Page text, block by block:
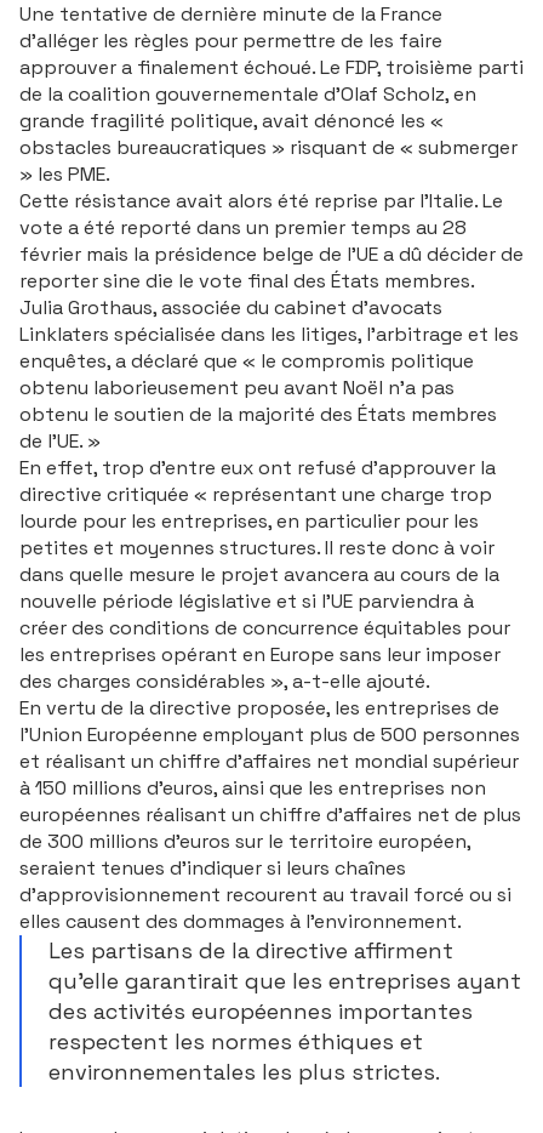
Une tentative de dernière minute de la France
d'alléger les règles pour permettre de les faire
approuver a finalement échoué. Le FDP, troisième parti
de la coalition gouvernementale d'Olaf Scholz, en
grande fragilité politique, avait dénoncé les «
obstacles bureaucratiques » risquant de « submerger
» les PME.
Cette résistance avait alors été reprise par l'Italie. Le
vote a été reporté dans un premier temps au 28
février mais la présidence belge de l'UE a dû décider de
reporter sine die le vote final des États membres.
Julia Grothaus, associée du cabinet d'avocats
Linklaters spécialisée dans les litiges, l'arbitrage et les
enquêtes, a déclaré que « le compromis politique
obtenu laborieusement peu avant Noël n'a pas
obtenu le soutien de la majorité des États membres
de l'UE. »
En effet, trop d'entre eux ont refusé d'approuver la
directive critiquée « représentant une charge trop
lourde pour les entreprises, en particulier pour les
petites et moyennes structures. Il reste donc à voir
dans quelle mesure le projet avancera au cours de la
nouvelle période législative et si l'UE parviendra à
créer des conditions de concurrence équitables pour
les entreprises opérant en Europe sans leur imposer
des charges considérables », a-t-elle ajouté.
En vertu de la directive proposée, les entreprises de
l'Union Européenne employant plus de 500 personnes
et réalisant un chiffre d'affaires net mondial supérieur
à 150 millions d'euros, ainsi que les entreprises non
européennes réalisant un chiffre d'affaires net de plus
de 300 millions d'euros sur le territoire européen,
seraient tenues d'indiquer si leurs chaînes
d'approvisionnement recourent au travail forcé ou si
elles causent des dommages à l'environnement.
Les partisans de la directive affirment
qu'elle garantirait que les entreprises ayant
des activités européennes importantes
respectent les normes éthiques et
environnementales les plus strictes.